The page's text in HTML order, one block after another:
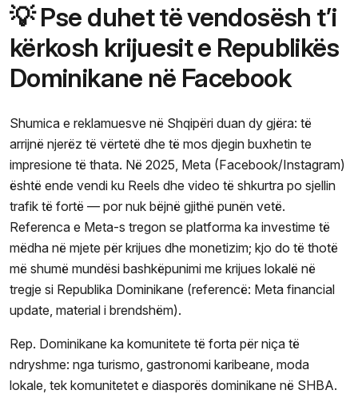
💡 Pse duhet të vendosësh t’i
kërkosh krijuesit e Republikës
Dominikane në Facebook
Shumica e reklamuesve në Shqipëri duan dy gjëra: të
arrijnë njerëz të vërtetë dhe të mos djegin buxhetin te
impresione të thata. Në 2025, Meta (Facebook/Instagram)
është ende vendi ku Reels dhe video të shkurtra po sjellin
trafik të fortë — por nuk bëjnë gjithë punën vetë.
Referenca e Meta-s tregon se platforma ka investime të
mëdha në mjete për krijues dhe monetizim; kjo do të thotë
më shumë mundësi bashkëpunimi me krijues lokalë në
tregje si Republika Dominikane (referencë: Meta financial
update, material i brendshëm).
Rep. Dominikane ka komunitete të forta për niça të
ndryshme: nga turismo, gastronomi karibeane, moda
lokale, tek komunitetet e diasporës dominikane në SHBA.